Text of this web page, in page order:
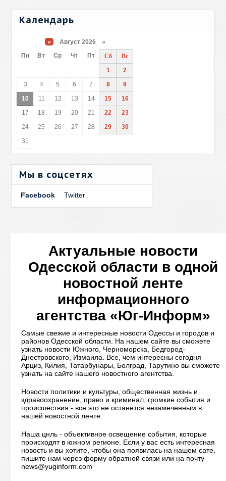
Календарь
« Август 2026 »
Пн
Вт Ср Чт Пт Сб
Вс
1
2
3
4 5 6 7 8
9
10
11 12 13 14 15
16
17
18 19 20 21 22
23
24
25 26 27 28 29
30
31
Мы в соцсетях
Facebook Twitter
Актуальные новости
Одесской области в одной
новостной ленте
информационного
агентства «Юг-Информ»
Самые свежие и интересные новости Одессы и городов и
районов Одесской области. На нашем сайте вы сможете
узнать новости Южного, Черноморска, Бедгород-
Днестровского, Измаила. Все, чем интересны сегодня
Арциз, Килия, Татарбунары, Болград, Тарутино вы сможете
узнать на сайте нашего новостного агентства.
Новости политики и культуры, общественная жизнь и
здравоохранение, право и криминал, громкие события и
происшествия - все это не останется незамеченным в
нашей новостной ленте.
Наша цнль - объективное освещение события, которые
происходят в южном регионе. Если у вас есть интересная
новость и вы хотите, чтобы она появилась на нашем сате,
пишите нам через форму обратной связи или на почту
news@yuginform.com